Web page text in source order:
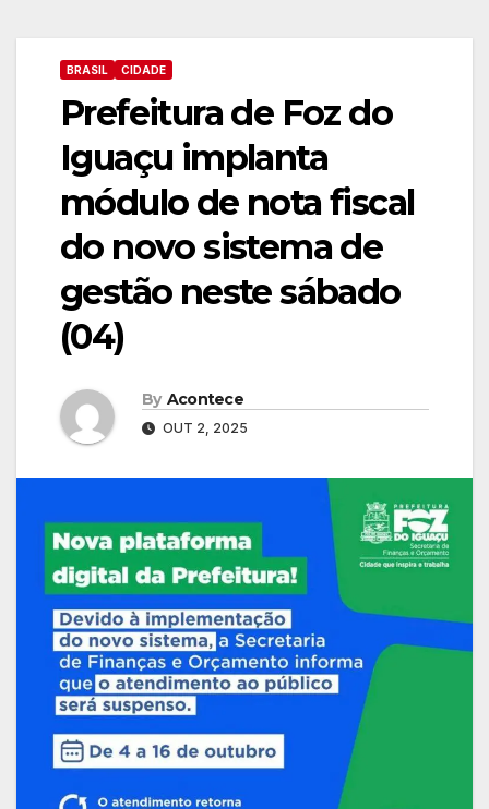
BRASIL CIDADE
Prefeitura de Foz do
Iguaçu implanta
módulo de nota fiscal
do novo sistema de
gestão neste sábado
(04)
By Acontece
OUT 2, 2025